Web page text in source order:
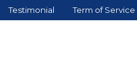
Testimonial Term of Service